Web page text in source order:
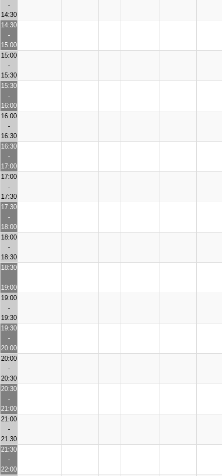
-
14:30
14:30
-
15:00
15:00
-
15:30
15:30
-
16:00
16:00
-
16:30
16:30
-
17:00
17:00
-
17:30
17:30
-
18:00
18:00
-
18:30
18:30
-
19:00
19:00
-
19:30
19:30
-
20:00
20:00
-
20:30
20:30
-
21:00
21:00
-
21:30
21:30
-
22:00